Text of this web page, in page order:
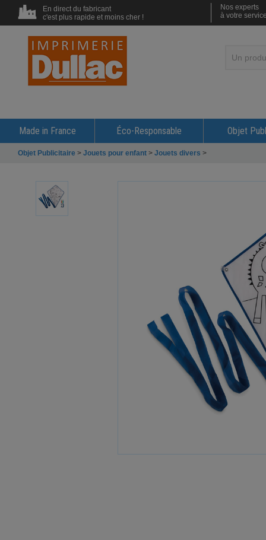
En direct du fabricant
c'est plus rapide et moins cher !
Nos experts
à votre
Made in France Éco-Responsable Objet
Objet Publicitaire > Jouets pour enfant > Jouets divers >